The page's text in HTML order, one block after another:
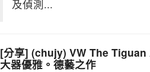
及偵測...
[分享] (chujy) VW The Tiguan
大器優雅。德藝之作